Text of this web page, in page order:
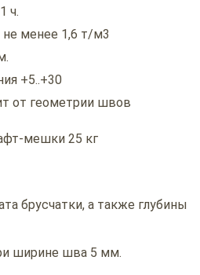
ч.
не менее 1,6 т/м3
+5..+30
от геометрии швов
мешки 25 кг
брусчатки, а также глубины
ширине шва 5 мм.